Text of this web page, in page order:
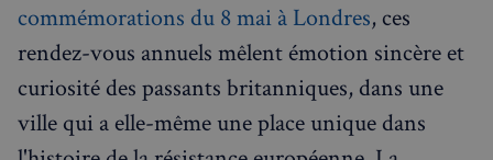
commémorations du 8 mai à Londres, ces
rendez-vous annuels mêlent émotion sincère et
curiosité des passants britanniques, dans une
ville qui a elle-même une place unique dans